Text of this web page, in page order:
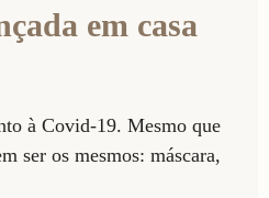
em casa
à Covid-19. Mesmo que
ser os mesmos: máscara,